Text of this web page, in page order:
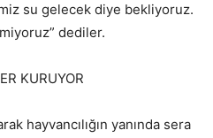
su gelecek diye bekliyoruz.
dediler.
KURUYOR
hayvancılığın yanında sera